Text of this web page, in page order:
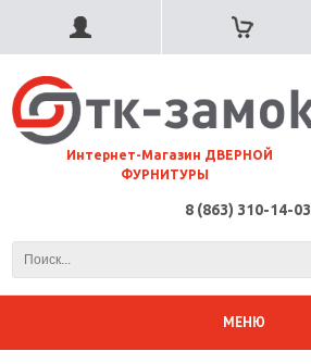
⠀Интернет-Магазин ДВЕРНОЙ
ФУРНИТУРЫ
8 (863) 310-14-03
МЕНЮ